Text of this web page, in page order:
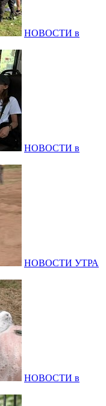
НОВОСТИ в
НОВОСТИ в
НОВОСТИ УТРА
НОВОСТИ в